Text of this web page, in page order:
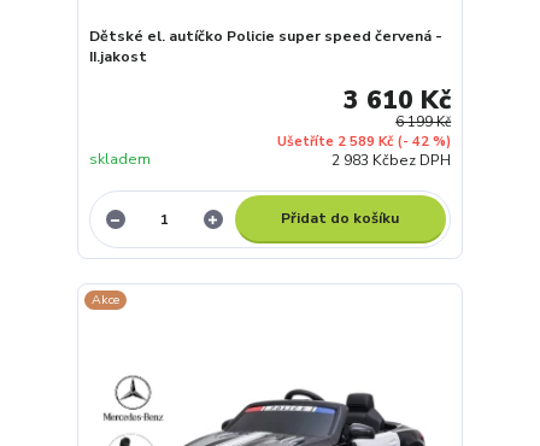
Dětské el. autíčko Policie super speed červená -
II.jakost
6 199 Kč
Ušetříte 2 589 Kč (- 42 %)
3 610 Kč
2 983 Kčbez DPH
skladem
Přidat do košíku
Akce